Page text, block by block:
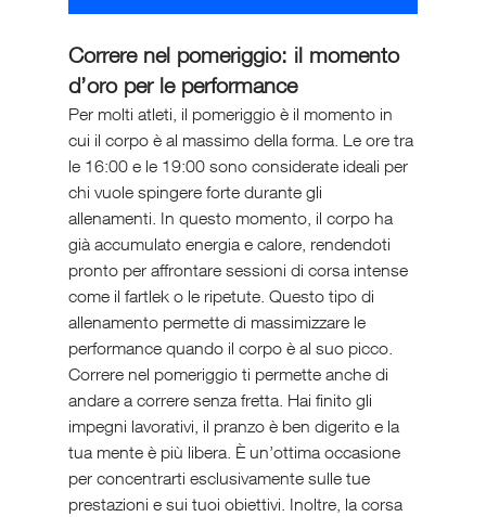
Correre nel pomeriggio: il momento
d’oro per le performance
Per molti atleti, il pomeriggio è il momento in
cui il corpo è al massimo della forma. Le ore tra
le 16:00 e le 19:00 sono considerate ideali per
chi vuole spingere forte durante gli
allenamenti. In questo momento, il corpo ha
già accumulato energia e calore, rendendoti
pronto per affrontare sessioni di corsa intense
come il fartlek o le ripetute. Questo tipo di
allenamento permette di massimizzare le
performance quando il corpo è al suo picco.
Correre nel pomeriggio ti permette anche di
andare a correre senza fretta. Hai finito gli
impegni lavorativi, il pranzo è ben digerito e la
tua mente è più libera. È un’ottima occasione
per concentrarti esclusivamente sulle tue
prestazioni e sui tuoi obiettivi. Inoltre, la corsa